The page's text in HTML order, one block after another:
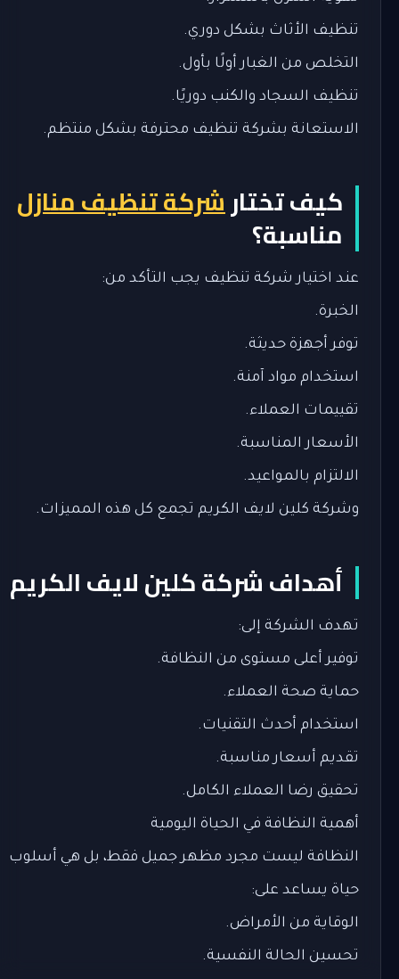
تنظيف الأثاث بشكل دوري.
التخلص من الغبار أولًا بأول.
تنظيف السجاد والكنب دوريًا.
الاستعانة بشركة تنظيف محترفة بشكل منتظم.
كيف تختارشركة تنظيف منازل
مناسبة؟
عند اختيار شركة تنظيف يجب التأكد من:
الخبرة.
توفر أجهزة حديثة.
استخدام مواد آمنة.
تقييمات العملاء.
الأسعار المناسبة.
الالتزام بالمواعيد.
وشركة كلين لايف الكريم تجمع كل هذه المميزات.
أهداف شركة كلين لايف الكريم
تهدف الشركة إلى:
توفير أعلى مستوى من النظافة.
حماية صحة العملاء.
استخدام أحدث التقنيات.
تقديم أسعار مناسبة.
تحقيق رضا العملاء الكامل.
أهمية النظافة في الحياة اليومية
النظافة ليست مجرد مظهر جميل فقط، بل هي أسلوب
حياة يساعد على:
الوقاية من الأمراض.
تحسين الحالة النفسية.